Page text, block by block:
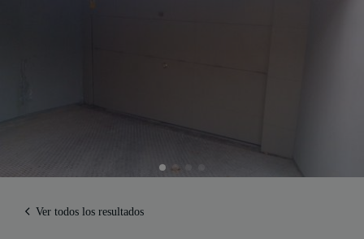
Ver todos los resultados